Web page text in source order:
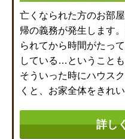
亡くなられた方のお部
帰の義務が発生します
られてから時間がたっ
している…ということも
そういった時にハウス
くと、お家全体をきれ
詳し